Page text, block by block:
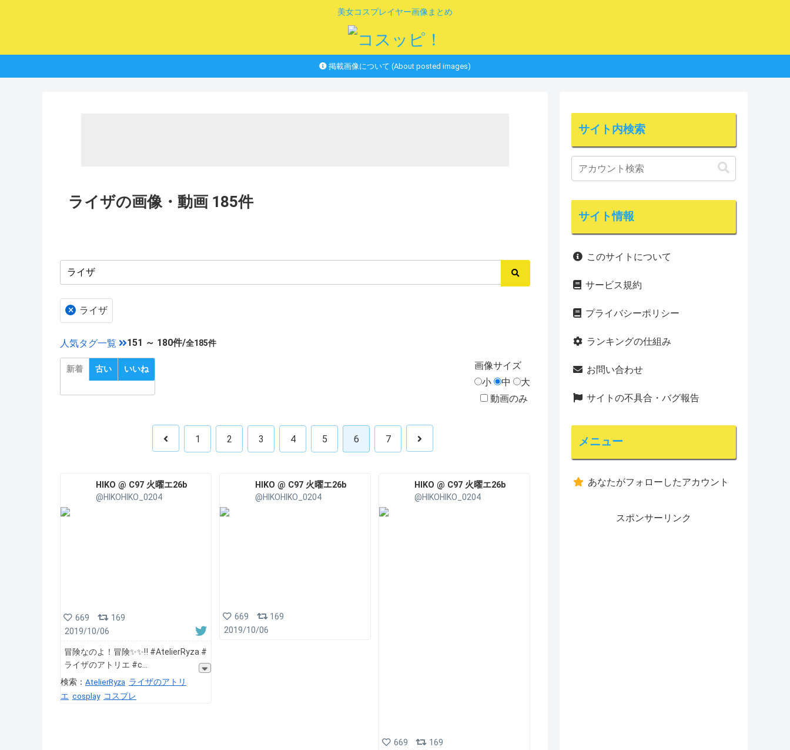
美女コスプレイヤー画像まとめ
掲載画像について (About posted images)
ライザの画像・動画 185件
× ライザ
人気タグ一覧 151 ～ 180件/全185件
新着 古い いいね 画像サイズ
小
中
大
動画のみ
1 2 3 4 5 6 7
HIKO @ C97 火曜エ26b
@HIKOHIKO_0204
669
169
2019/10/06
冒険なのよ！冒険✨✨‼️ #AtelierRyza #
ライザのアトリエ #c
検索： AtelierRyza ライザのアトリ
エ cosplay コスプレ
HIKO @ C97 火曜エ26b
@HIKOHIKO_0204
669
169
2019/10/06
HIKO @ C97 火曜エ26b
@HIKOHIKO_0204
669
169
サイト内検索
サイト情報
このサイトについて
サービス規約
プライバシーポリシー
ランキングの仕組み
お問い合わせ
サイトの不具合・バグ報告
メニュー
あなたがフォローしたアカウント
スポンサーリンク